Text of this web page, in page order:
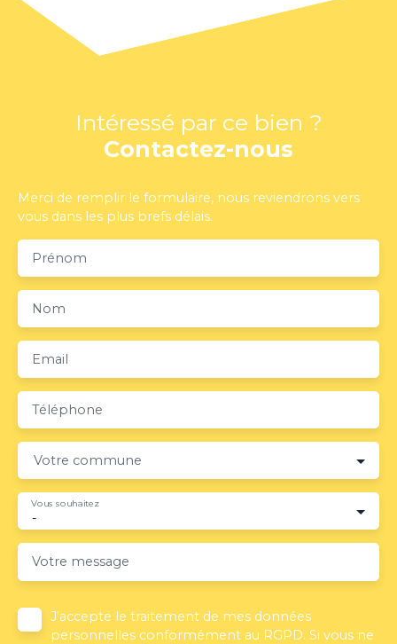
Intéressé par ce bien ?
Contactez-nous
Merci de remplir le formulaire, nous reviendrons vers
vous dans les plus brefs délais.
Prénom
Nom
Email
Téléphone
Votre commune
-
Vous souhaitez
Votre message
J'accepte le traitement de mes données
personnelles conformément au RGPD. Si vous ne